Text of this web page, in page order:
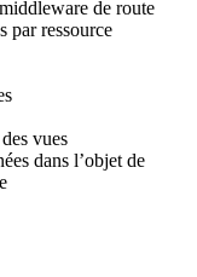
de route
par ressource
vues
dans l’objet de